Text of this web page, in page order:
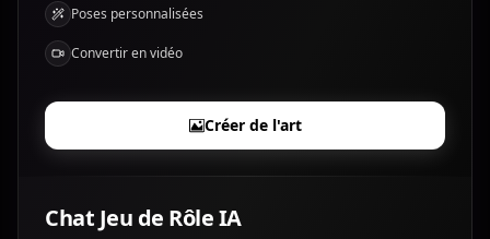
Poses personnalisées
Convertir en vidéo
Créer de l'art
Chat Jeu de Rôle IA